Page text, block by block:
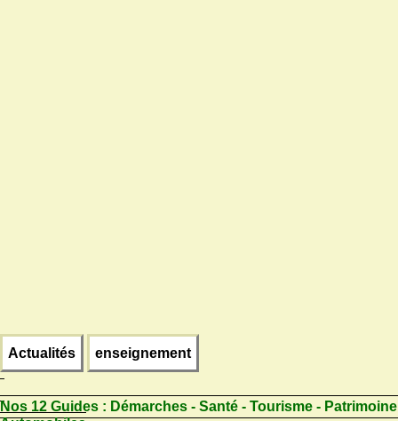
Actualités enseignement
Nos 12 Guides : Démarches - Santé - Tourisme -